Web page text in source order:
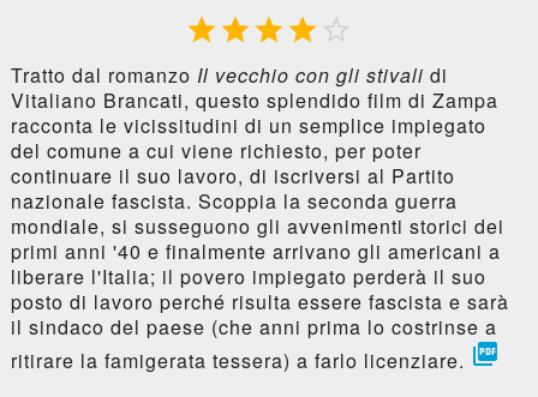
 
Tratto dal romanzo Il vecchio con gli stivali di
Vitaliano Brancati, questo splendido film di Zampa
racconta le vicissitudini di un semplice impiegato
del comune a cui viene richiesto, per poter
continuare il suo lavoro, di iscriversi al Partito
nazionale fascista. Scoppia la seconda guerra
mondiale, si susseguono gli avvenimenti storici dei
primi anni '40 e finalmente arrivano gli americani a
liberare l'Italia; il povero impiegato perderà il suo
posto di lavoro perché risulta essere fascista e sarà
il sindaco del paese (che anni prima lo costrinse a
ritirare la famigerata tessera) a farlo licenziare. 